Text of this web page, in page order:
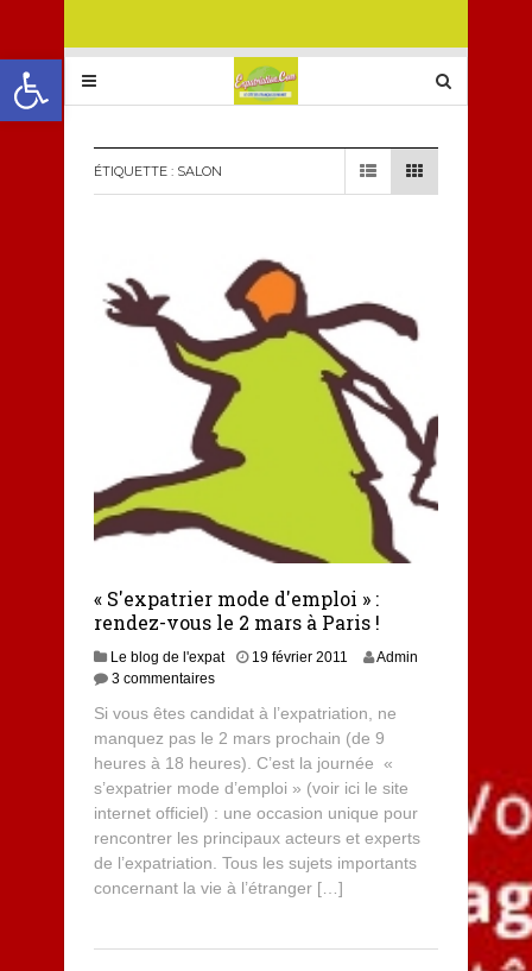
Ouvrir la barre d’outils
ÉTIQUETTE : SALON
« S'expatrier mode d'emploi » :
rendez-vous le 2 mars à Paris !
Le blog de l'expat 19 février 2011
Admin
3 commentaires
Si vous êtes candidat à l’expatriation, ne
manquez pas le 2 mars prochain (de 9
heures à 18 heures). C’est la journée «
s’expatrier mode d’emploi » (voir ici le site
internet officiel) : une occasion unique pour
rencontrer les principaux acteurs et experts
de l’expatriation. Tous les sujets importants
concernant la vie à l’étranger […]